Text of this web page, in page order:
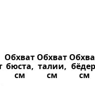
Обхват
бюста,
см
Обхват
талии,
см
см